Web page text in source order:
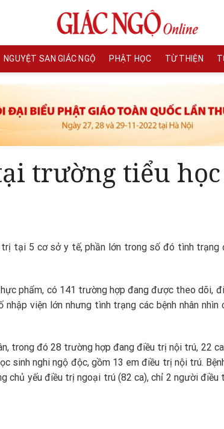
NGUYỆT SAN GIÁC NGỘ PHẬT HỌC TỪ THIỆN
trường tiểu học
tại 5 cơ sở y tế, phần lớn trong số đó tình trạng
phẩm, có 141 trường hợp đang được theo dõi,
viện lớn nhưng tình trạng các bệnh nhân nhìn
trong đó 28 trường hợp đang điều trị nội trú, 22
sinh nghi ngộ độc, gồm 13 em điều trị nội trú.
chủ yếu điều trị ngoại trú (82 ca), chỉ 2 người điều